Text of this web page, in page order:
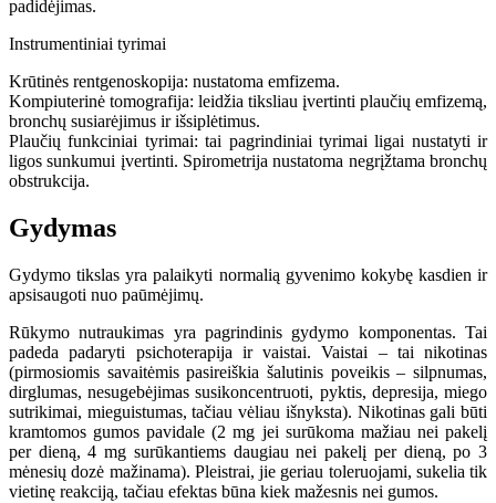
padidėjimas.
Instrumentiniai tyrimai
Krūtinės rentgenoskopija: nustatoma emfizema.
Kompiuterinė tomografija: leidžia tiksliau įvertinti plaučių emfizemą,
bronchų susiarėjimus ir išsiplėtimus.
Plaučių funkciniai tyrimai: tai pagrindiniai tyrimai ligai nustatyti ir
ligos sunkumui įvertinti. Spirometrija nustatoma negrįžtama bronchų
obstrukcija.
Gydymas
Gydymo tikslas yra palaikyti normalią gyvenimo kokybę kasdien ir
apsisaugoti nuo paūmėjimų.
Rūkymo nutraukimas yra pagrindinis gydymo komponentas. Tai
padeda padaryti psichoterapija ir vaistai. Vaistai – tai nikotinas
(pirmosiomis savaitėmis pasireiškia šalutinis poveikis – silpnumas,
dirglumas, nesugebėjimas susikoncentruoti, pyktis, depresija, miego
sutrikimai, mieguistumas, tačiau vėliau išnyksta). Nikotinas gali būti
kramtomos gumos pavidale (2 mg jei surūkoma mažiau nei pakelį
per dieną, 4 mg surūkantiems daugiau nei pakelį per dieną, po 3
mėnesių dozė mažinama). Pleistrai, jie geriau toleruojami, sukelia tik
vietinę reakciją, tačiau efektas būna kiek mažesnis nei gumos.